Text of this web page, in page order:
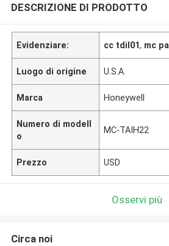
DESCRIZIONE DI PRODOTTO
Evidenziare: cc tdil01, mc
Luogo di origine U.S.A.
Marca Honeywell
Numero di modell
o
MC-TAIH22
Prezzo USD
Osservi più
Circa noi